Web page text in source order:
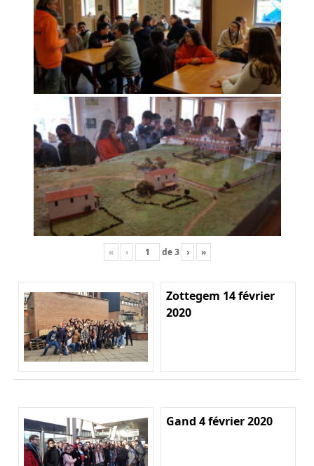
« ‹ de3 › »
Zottegem 14 février
2020
Gand 4 février 2020